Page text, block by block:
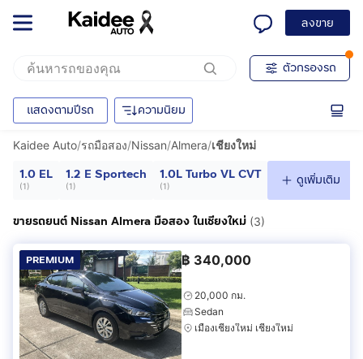
ลงขาย
ตัวกรองรถ
แสดงตามปีรถ ความนิยม
Kaidee Auto/รถมือสอง/Nissan/Almera/เชียงใหม่
1.0 EL
(1)
1.2 E Sportech
(1)
1.0L Turbo VL CVT
(1) ดูเพิ่มเติม
ขายรถยนต์ Nissan Almera มือสอง ในเชียงใหม่ (3)
PREMIUM ฿ 340,000
20,000 กม.
Sedan
เมืองเชียงใหม่ เชียงใหม่